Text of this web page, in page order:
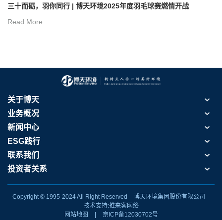
三十而砺，羽你同行 | 博天环境2025年度羽毛球赛燃情开战
Read More
关于博天
业务概况
新闻中心
ESG践行
联系我们
投资者关系
Copyright © 1995-2024 All Right Reserved
博天环境集团股份有限公司
技术支持:推来客网络
网站地图
京ICP备12030702号